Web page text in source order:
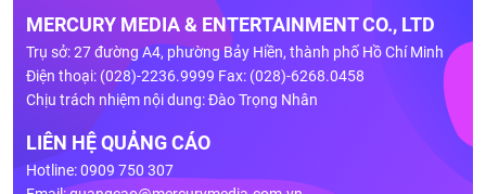
MERCURY MEDIA & ENTERTAINMENT CO., LTD
Trụ sở: 27 đường A4, phường Bảy Hiền, thành phố Hồ Chí Minh
Điện thoại: (028)-2236.9999 Fax: (028)-6268.0458
Chịu trách nhiệm nội dung: Đào Trọng Nhân
LIÊN HỆ QUẢNG CÁO
Hotline: 0909 750 307